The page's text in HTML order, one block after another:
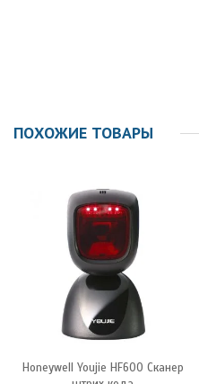
ПОХОЖИЕ ТОВАРЫ
Honeywell Youjie HF600 Сканер